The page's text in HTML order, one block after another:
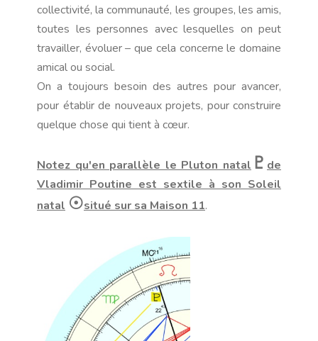
collectivité, la communauté, les groupes, les amis,
toutes les personnes avec lesquelles on peut
travailler, évoluer – que cela concerne le domaine
amical ou social.
On a toujours besoin des autres pour avancer,
pour établir de nouveaux projets, pour construire
quelque chose qui tient à cœur.
Notez qu'en parallèle le Pluton natal ♇ de
Vladimir Poutine est sextile à son Soleil
natal ☉situé sur sa Maison 11.